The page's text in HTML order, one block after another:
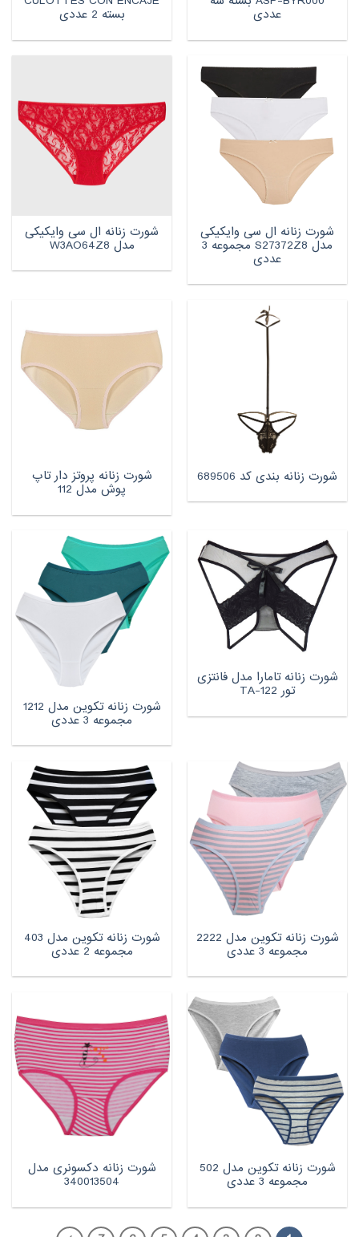
عددی بسته 2 عددی
شورت زنانه ال سی وایکیکی
مدل S27372Z8 مجموعه 3
عددی
شورت زنانه ال سی وایکیکی
مدل W3AO64Z8
شورت زنانه بندی کد 689506 شورت زنانه پروتز دار تاپ
پوش مدل 112
شورت زنانه تامارا مدل فانتزی
تور TA-122
شورت زنانه تکوین مدل 1212
مجموعه 3 عددی
شورت زنانه تکوین مدل 2222
مجموعه 3 عددی
شورت زنانه تکوین مدل 403
مجموعه 2 عددی
شورت زنانه تکوین مدل 502
مجموعه 3 عددی
شورت زنانه دکسونری مدل
340013504